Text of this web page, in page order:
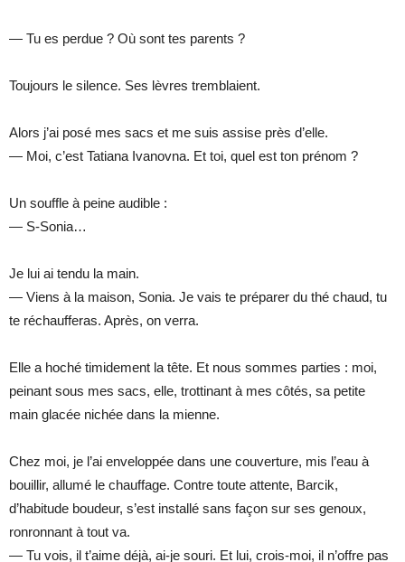
— Tu es perdue ? Où sont tes parents ?
Toujours le silence. Ses lèvres tremblaient.
Alors j’ai posé mes sacs et me suis assise près d’elle.
— Moi, c’est Tatiana Ivanovna. Et toi, quel est ton prénom ?
Un souffle à peine audible :
— S-Sonia…
Je lui ai tendu la main.
— Viens à la maison, Sonia. Je vais te préparer du thé chaud, tu
te réchaufferas. Après, on verra.
Elle a hoché timidement la tête. Et nous sommes parties : moi,
peinant sous mes sacs, elle, trottinant à mes côtés, sa petite
main glacée nichée dans la mienne.
Chez moi, je l’ai enveloppée dans une couverture, mis l’eau à
bouillir, allumé le chauffage. Contre toute attente, Barcik,
d’habitude boudeur, s’est installé sans façon sur ses genoux,
ronronnant à tout va.
— Tu vois, il t’aime déjà, ai-je souri. Et lui, crois-moi, il n’offre pas